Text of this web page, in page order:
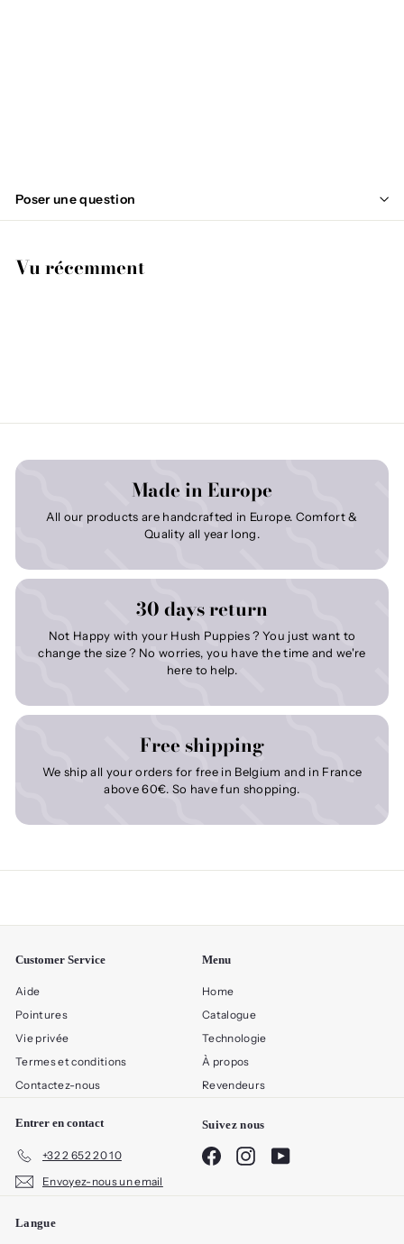
9
5
Poser une question
Vu récemment
Made in Europe
All our products are handcrafted in Europe. Comfort &
Quality all year long.
30 days return
Not Happy with your Hush Puppies ? You just want to
change the size ? No worries, you have the time and we're
here to help.
Free shipping
We ship all your orders for free in Belgium and in France
above 60€. So have fun shopping.
Customer Service
Aide
Pointures
Vie privée
Termes et conditions
Contactez-nous
Menu
Home
Catalogue
Technologie
À propos
Revendeurs
Entrer en contact
+32 2 652 20 10
Envoyez-nous un email
Suivez nous
FacebookInstagramYouTube
Langue